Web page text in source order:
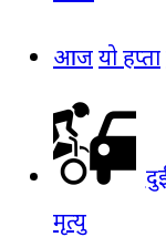
आजयो हप्ता
मृत्यु